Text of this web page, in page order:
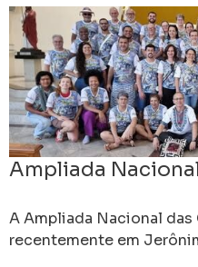
Espírito Santo,
Ampliada
A Ampliada Nacional das
recentemente em